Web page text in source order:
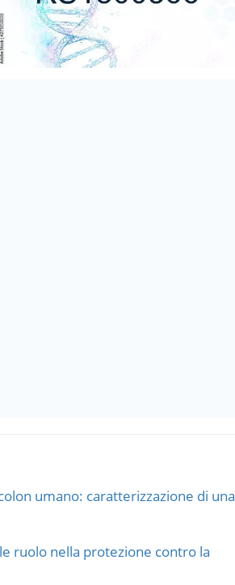
umano: caratterizzazione di una
ruolo nella protezione contro la